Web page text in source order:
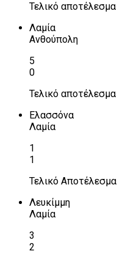
Τελικό αποτέλεσμα
Λαμία
Ανθούπολη
5
0
Τελικό αποτέλεσμα
Ελασσόνα
Λαμία
1
1
Τελικό Αποτέλεσμα
Λευκίμμη
Λαμία
3
2